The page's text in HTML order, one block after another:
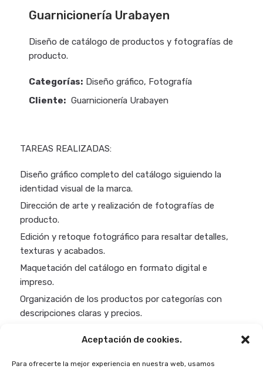
Aceptación de cookies.
Para ofrecerte la mejor experiencia en nuestra web, usamos
Guarnicionería Urabayen
Diseño de catálogo de productos y fotografías de
producto.
Categorías: Diseño gráfico, Fotografía
Cliente: Guarnicionería Urabayen
TAREAS REALIZADAS:
Diseño gráfico completo del catálogo siguiendo la
identidad visual de la marca.
Dirección de arte y realización de fotografías de
producto.
Edición y retoque fotográfico para resaltar detalles,
texturas y acabados.
Maquetación del catálogo en formato digital e
impreso.
Organización de los productos por categorías con
descripciones claras y precios.
profesional y distribución online.